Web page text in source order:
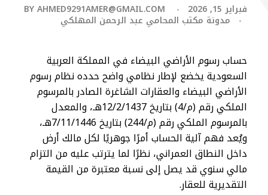
فبراير 15, 2026 BYAHMED9291AMER@GMAIL.COM
مدونة مكتب المحامي عبد الرحمن المهلكي
حساب رسوم الأراضي البيضاء في المملكة العربية
السعودية يخضع لإطار نظامي واضح حدده نظام رسوم
الأراضي البيضاء والعقارات الشاغرة الصادر بالمرسوم
الملكي رقم (م/4) بتاريخ 12/2/1437هـ، والمعدل
بالمرسوم الملكي رقم (م/244) بتاريخ 7/11/1446هـ،
ويُعد فهم آلية الحساب أمرًا جوهريًا لكل مالك أرض
داخل النطاق العمراني، نظرًا لما يترتب عليه من التزام
مالي سنوي قد يصل إلى نسبة معتبرة من القيمة
التقديرية للعقار.